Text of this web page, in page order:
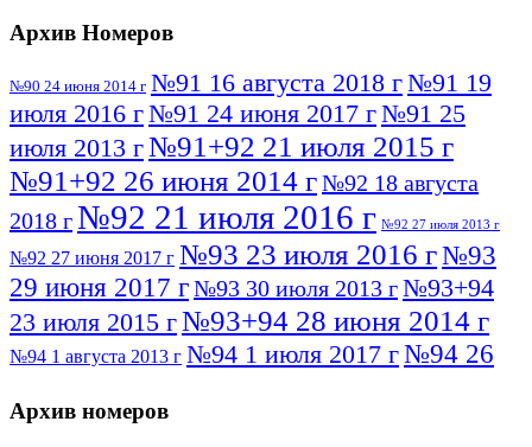
Архив Номеров
№90 24 июня 2014 г №91 16 августа 2018 г№91 19
июля 2016 г№91 24 июня 2017 г№91 25
июля 2013 г№91+92 21 июля 2015 г
№91+92 26 июня 2014 г№92 18 августа
2018 г№92 21 июля 2016 г №92 27 июля 2013 г
№92 27 июня 2017 г №93 23 июля 2016 г№93
29 июня 2017 г№93 30 июля 2013 г№93+94
23 июля 2015 г№93+94 28 июня 2014 г
№94 1 августа 2013 г №94 1 июля 2017 г№94 26
№95 7 августа 2012 г
Архив номеров